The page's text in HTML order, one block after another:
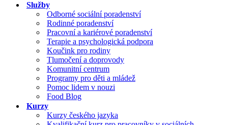
Služby
Odborné sociální poradenství
Rodinné poradenství
Pracovní a kariérové poradenství
Terapie a psychologická podpora
Koučink pro rodiny
Tlumočení a doprovody
Komunitní centrum
Programy pro děti a mládež
Pomoc lidem v nouzi
Food Blog
Kurzy
Kurzy českého jazyka